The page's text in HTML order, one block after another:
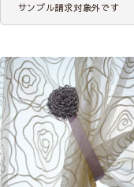
サンプル請求対象外です